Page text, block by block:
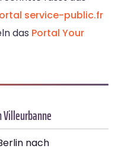
service-public.fr
das Portal Your
Villeurbanne
nach